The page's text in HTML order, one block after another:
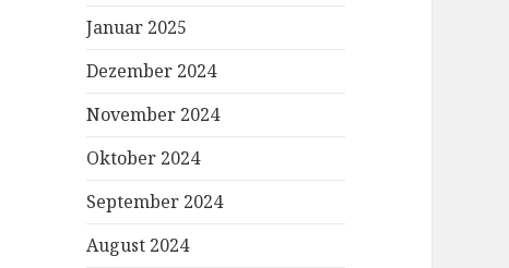
Januar 2025
Dezember 2024
November 2024
Oktober 2024
September 2024
August 2024